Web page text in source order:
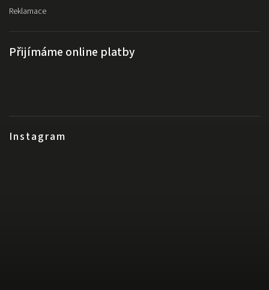
Instagram
Reklamace
Přijímáme online platby